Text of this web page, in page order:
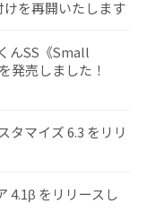
を再開いたします
んSS《Small
発売しました！
マイズ 6.3 をリリ
4.1β をリリースし